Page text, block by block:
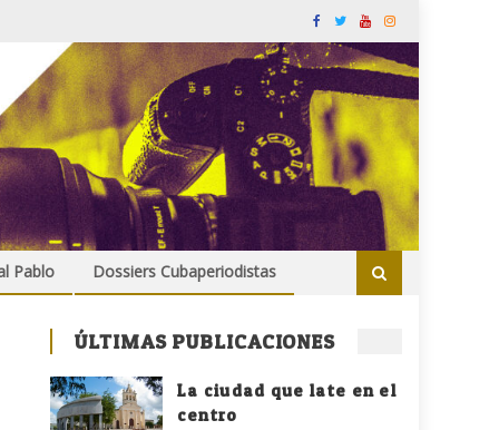
Pablo Dossiers Cubaperiodistas
ÚLTIMAS PUBLICACIONES
La ciudad que late en el
centro